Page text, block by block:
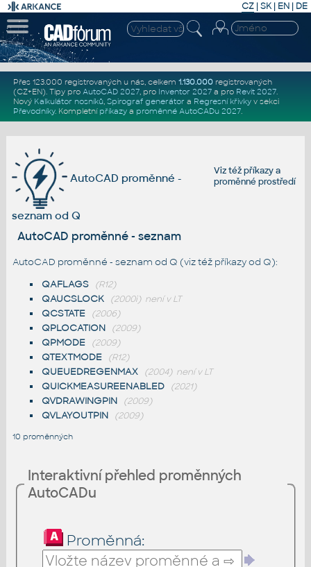
CZ | SK| EN | DE
Přes 123.000 registrovaných u nás, celkem 1.130.000registrovaných
(CZ+EN). Tipy pro AutoCAD 2027, pro Inventor 2027a pro Revit 2027.
Nový Kalkulátor nosníků, Spirograf generátor a Regresní křivkyv sekci
Převodníky. Kompletní příkazya proměnné AutoCADu 2027.
Viz téžpříkazya
proměnné prostředí
AutoCAD proměnné -
seznam od Q
AutoCAD proměnné - seznam
AutoCAD proměnné - seznam od Q (viz též příkazy od Q):
QAFLAGS
(R12)
QAUCSLOCK (2000i) není v LT
QCSTATE (2006)
QPLOCATION (2009)
QPMODE (2009)
QTEXTMODE (R12)
QUEUEDREGENMAX (2004) není v LT
QUICKMEASUREENABLED (2021)
QVDRAWINGPIN (2009)
QVLAYOUTPIN (2009)
10 proměnných
Interaktivní přehled proměnných
AutoCADu
Proměnná: